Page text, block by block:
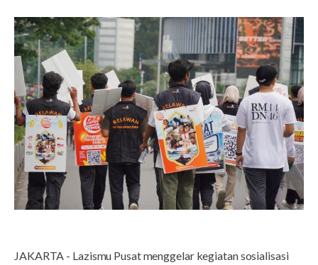
JAKARTA - Lazismu Pusat menggelar kegiatan sosialisasi